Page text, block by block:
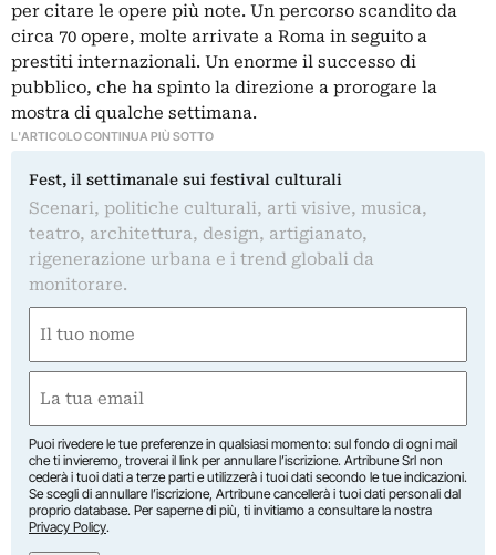
per citare le opere più note. Un percorso scandito da
circa 70 opere, molte arrivate a Roma in seguito a
prestiti internazionali. Un enorme il successo di
pubblico, che ha spinto la direzione a prorogare la
mostra di qualche settimana.
L'ARTICOLO CONTINUA PIÙ SOTTO
Fest, il settimanale sui festival culturali
Scenari, politiche culturali, arti visive, musica,
teatro, architettura, design, artigianato,
rigenerazione urbana e i trend globali da
monitorare.
(Required)
First
(Required)
Puoi rivedere le tue preferenze in qualsiasi momento: sul fondo di ogni mail
che ti invieremo, troverai il link per annullare l’iscrizione. Artribune Srl non
cederà i tuoi dati a terze parti e utilizzerà i tuoi dati secondo le tue indicazioni.
Se scegli di annullare l’iscrizione, Artribune cancellerà i tuoi dati personali dal
proprio database. Per saperne di più, ti invitiamo a consultare la nostra
Privacy Policy.